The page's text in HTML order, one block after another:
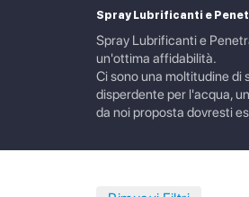
Spray Lubrificanti e
Spray Lubrificanti e
un'ottima affidabilità.
Ci sono una moltitudine di
disperdente per l'acqua,
da noi proposta dovresti